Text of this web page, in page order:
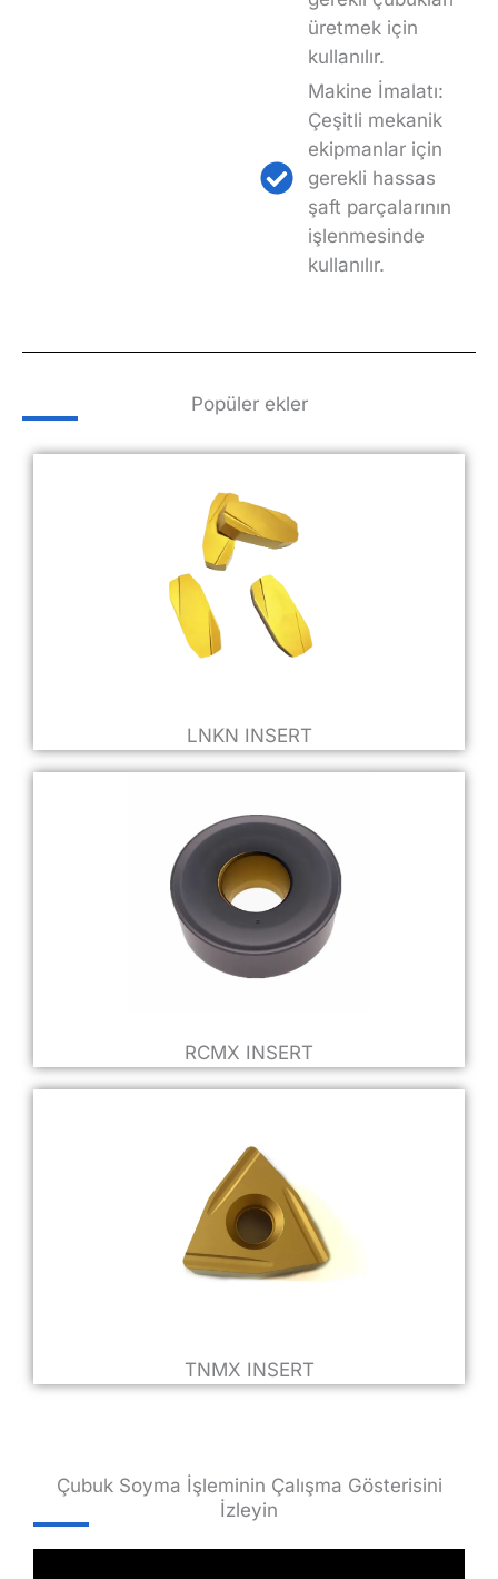
üretmek için
kullanılır.
Makine İmalatı:
Çeşitli mekanik
ekipmanlar için
gerekli hassas
şaft parçalarının
işlenmesinde
kullanılır.
Popüler ekler
LNKN INSERT
RCMX INSERT
TNMX INSERT
Çubuk Soyma İşleminin Çalışma Gösterisini
İzleyin